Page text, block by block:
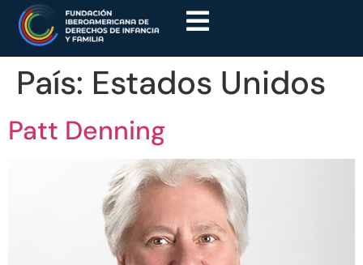
País: Estados Unidos
Patt Denning